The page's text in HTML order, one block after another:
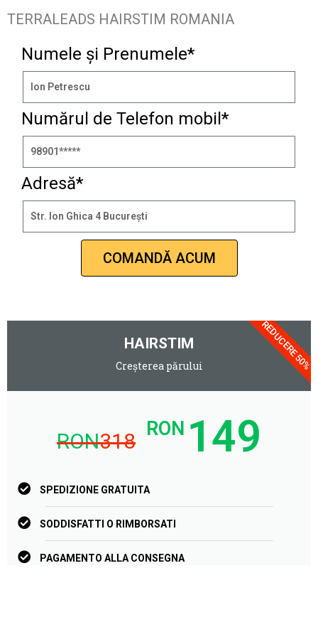
TERRALEADS HAIRSTIM ROMANIA
Numele și Prenumele*
Numărul de Telefon mobil*
Adresă*
COMANDĂ ACUM
HAIRSTIM
Creșterea părului
RON318 RON 149
SPEDIZIONE GRATUITA
SODDISFATTI O RIMBORSATI
PAGAMENTO ALLA CONSEGNA
REDUCERE 50%